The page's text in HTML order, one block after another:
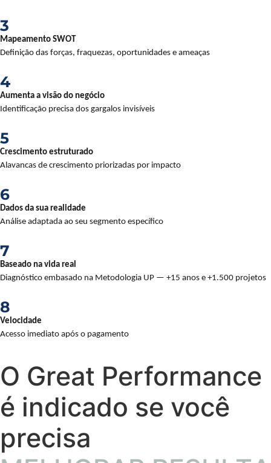
3
Mapeamento SWOT
Definição das forças, fraquezas, oportunidades e ameaças
4
Aumenta a visão do negócio
Identificação precisa dos gargalos invisíveis
5
Crescimento estruturado
Alavancas de crescimento priorizadas por impacto
6
Dados da sua realidade
Análise adaptada ao seu segmento específico
7
Baseado na vida real
Diagnóstico embasado na Metodologia UP — +15 anos e +1.500 projetos
8
Velocidade
Acesso imediato após o pagamento
O Great Performance
é indicado se você
precisa